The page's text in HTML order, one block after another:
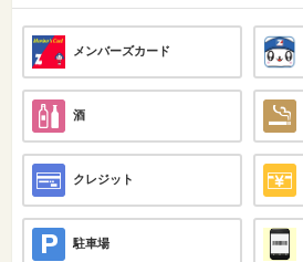
メンバーズカード
酒
クレジット
駐車場